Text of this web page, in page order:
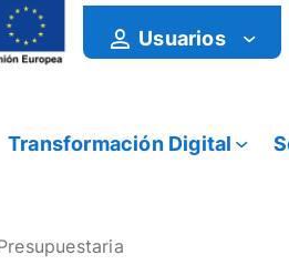
Usuarios
Transformación Digital